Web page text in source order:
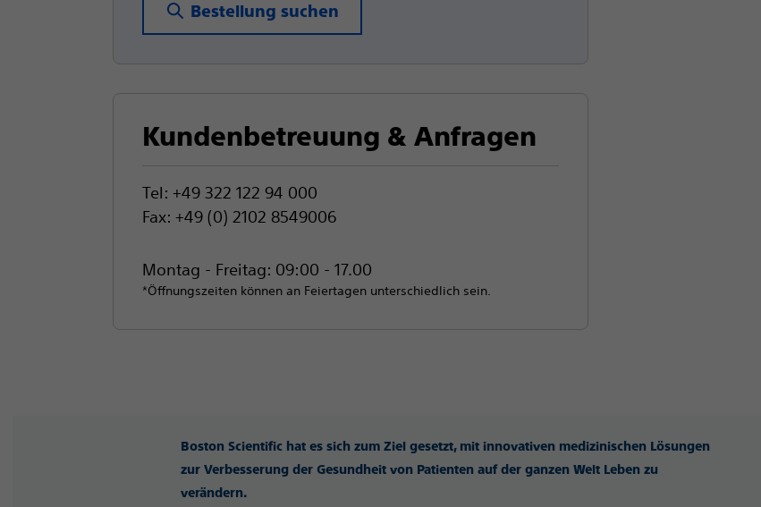
Bestellung suchen
Kundenbetreuung & Anfragen
Tel: +49 322 122 94 000
Fax: +49 (0) 2102 8549006
Montag - Freitag: 09:00 - 17.00
*Öffnungszeiten können an Feiertagen unterschiedlich sein.
Boston Scientific hat es sich zum Ziel gesetzt, mit innovativen medizinischen Lösungen
zur Verbesserung der Gesundheit von Patienten auf der ganzen Welt Leben zu
verändern.